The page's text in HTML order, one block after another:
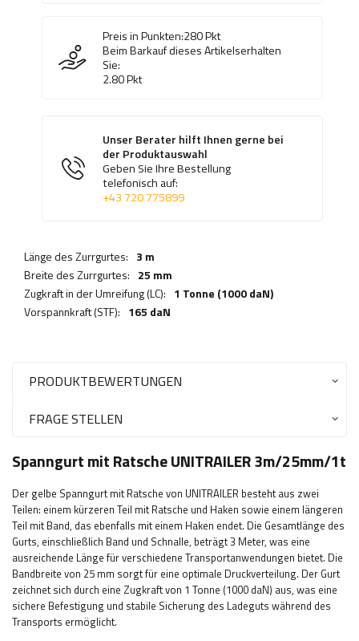
Preis in Punkten:280Pkt
Beim Barkauf dieses Artikelserhalten
Sie:
2.80Pkt
Unser Berater hilft Ihnen gerne bei
der Produktauswahl
Geben Sie Ihre Bestellung
telefonisch auf:
+43 720 775899
Länge des Zurrgurtes: 3 m
Breite des Zurrgurtes: 25 mm
Zugkraft in der Umreifung (LC): 1 Tonne (1000 daN)
Vorspannkraft (STF): 165 daN
PRODUKTBEWERTUNGEN
FRAGE STELLEN
Spanngurt mit Ratsche UNITRAILER 3m/25mm/1t
Der gelbe Spanngurt mit Ratsche von UNITRAILER besteht aus zwei
Teilen: einem kürzeren Teil mit Ratsche und Haken sowie einem längeren
Teil mit Band, das ebenfalls mit einem Haken endet. Die Gesamtlänge des
Gurts, einschließlich Band und Schnalle, beträgt 3 Meter, was eine
ausreichende Länge für verschiedene Transportanwendungen bietet. Die
Bandbreite von 25 mm sorgt für eine optimale Druckverteilung. Der Gurt
zeichnet sich durch eine Zugkraft von 1 Tonne (1000 daN) aus, was eine
sichere Befestigung und stabile Sicherung des Ladeguts während des
Transports ermöglicht.